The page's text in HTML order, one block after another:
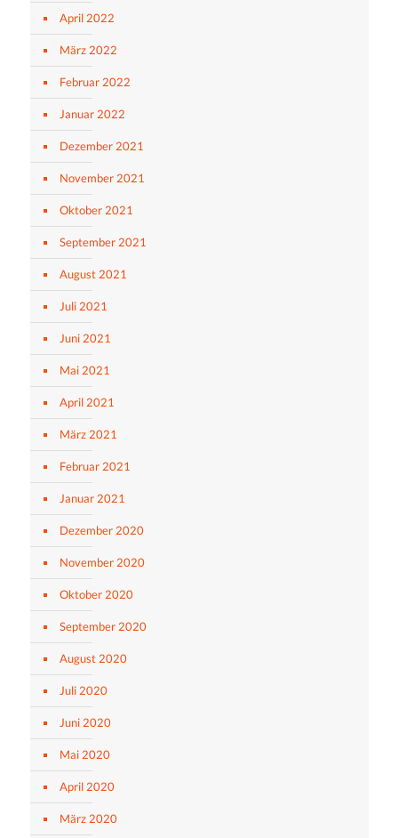
April 2022
März 2022
Februar 2022
Januar 2022
Dezember 2021
November 2021
Oktober 2021
September 2021
August 2021
Juli 2021
Juni 2021
Mai 2021
April 2021
März 2021
Februar 2021
Januar 2021
Dezember 2020
November 2020
Oktober 2020
September 2020
August 2020
Juli 2020
Juni 2020
Mai 2020
April 2020
März 2020